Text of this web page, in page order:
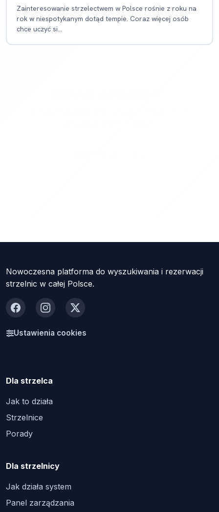
Zainteresowanie strzelectwem w Polsce rośnie z roku na
rok w niespotykanym dotąd tempie. Coraz więcej osób
chce uczyć si...
Nowoczesna platforma do wyszukiwania i rezerwacji
strzelnic w całej Polsce.
FacebookInstagram
X
Ustawienia cookies
Dla strzelca
Jak to działa
Strzelnice
Porady
Dla strzelnicy
Jak działa system
Panel zarządzania